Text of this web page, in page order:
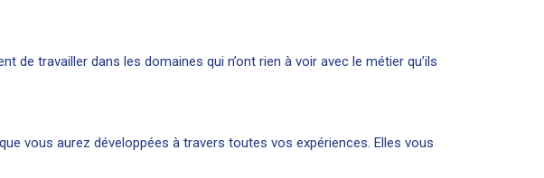
travailler dans les domaines qui n’ont rien à voir avec le métier qu’ils
vous aurez développées à travers toutes vos expériences. Elles vous